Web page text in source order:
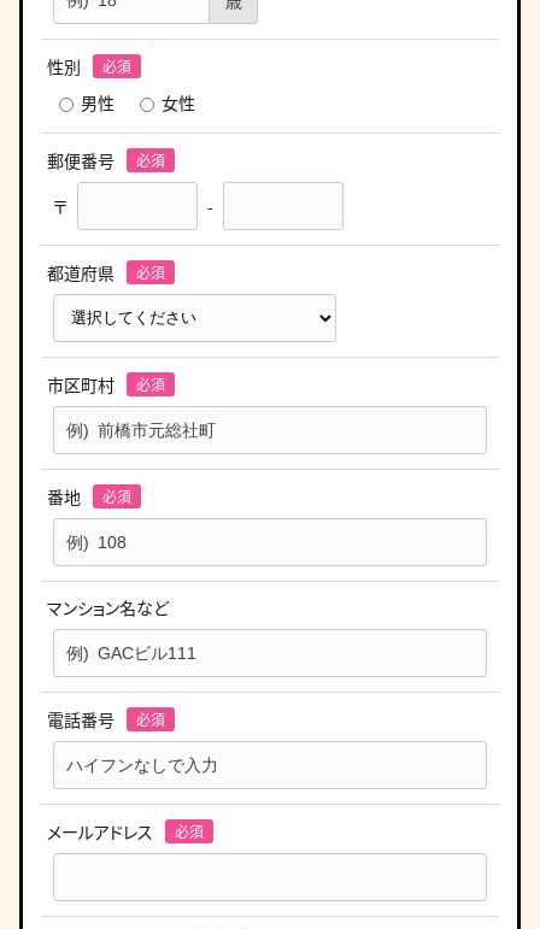
性別
男性
女性
郵便番号
〒
-
都道府県
市区町村
番地
マンション名など
電話番号
メールアドレス